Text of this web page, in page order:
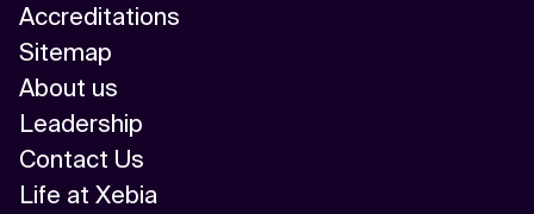
Accreditations
Sitemap
About us
Leadership
Contact Us
Life at Xebia